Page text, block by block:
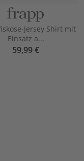
Jersey Shirt mit
Einsatz a...
59,99 €